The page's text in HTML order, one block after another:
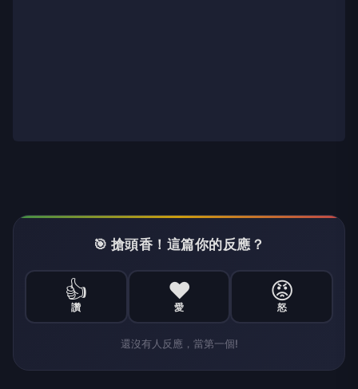
🎯 搶頭香！這篇你的反應？
👍
讚
❤️
愛
😡
怒
還沒有人反應，當第一個!